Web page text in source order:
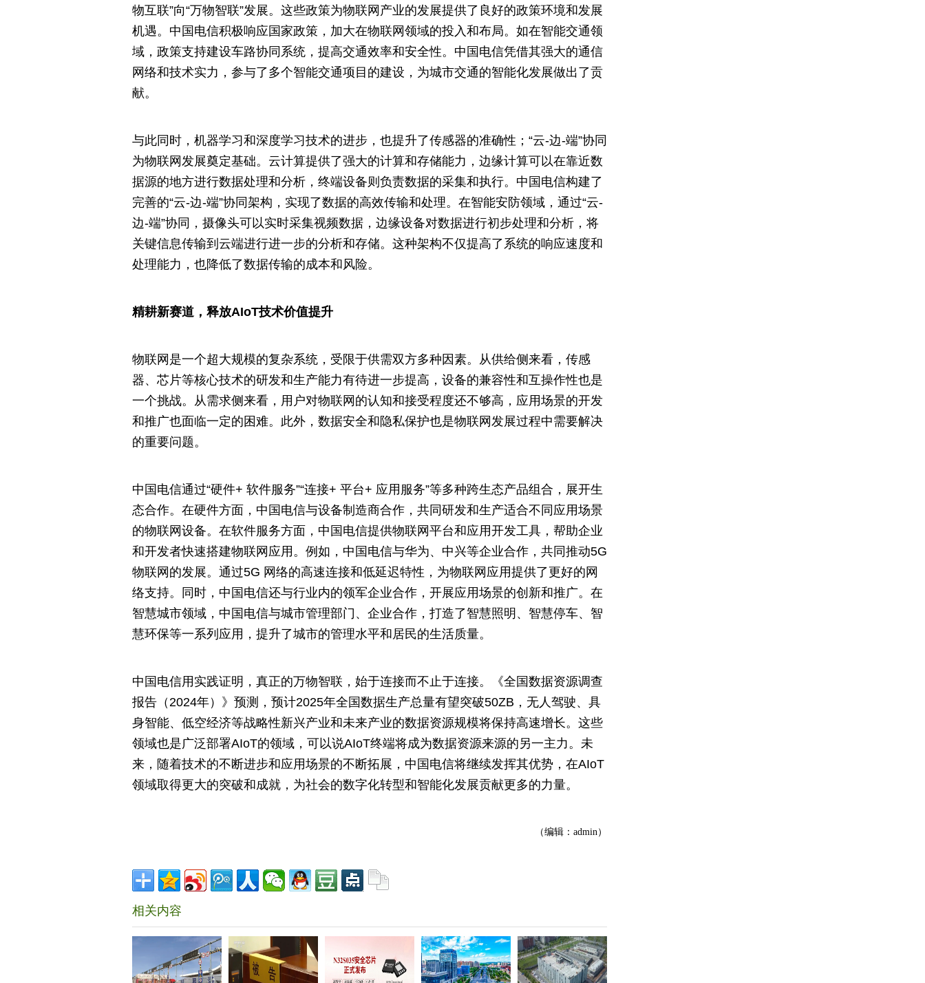
物互联”向“万物智联”发展。这些政策为物联网产业的发展提供了良好的政策环境和发展
机遇。中国电信积极响应国家政策，加大在物联网领域的投入和布局。如在智能交通领
域，政策支持建设车路协同系统，提高交通效率和安全性。中国电信凭借其强大的通信
网络和技术实力，参与了多个智能交通项目的建设，为城市交通的智能化发展做出了贡
献。
与此同时，机器学习和深度学习技术的进步，也提升了传感器的准确性；“云-边-端”协同
为物联网发展奠定基础。云计算提供了强大的计算和存储能力，边缘计算可以在靠近数
据源的地方进行数据处理和分析，终端设备则负责数据的采集和执行。中国电信构建了
完善的“云-边-端”协同架构，实现了数据的高效传输和处理。在智能安防领域，通过“云-
边-端”协同，摄像头可以实时采集视频数据，边缘设备对数据进行初步处理和分析，将
关键信息传输到云端进行进一步的分析和存储。这种架构不仅提高了系统的响应速度和
处理能力，也降低了数据传输的成本和风险。
精耕新赛道，释放AIoT技术价值提升
物联网是一个超大规模的复杂系统，受限于供需双方多种因素。从供给侧来看，传感
器、芯片等核心技术的研发和生产能力有待进一步提高，设备的兼容性和互操作性也是
一个挑战。从需求侧来看，用户对物联网的认知和接受程度还不够高，应用场景的开发
和推广也面临一定的困难。此外，数据安全和隐私保护也是物联网发展过程中需要解决
的重要问题。
中国电信通过“硬件+ 软件服务”“连接+ 平台+ 应用服务”等多种跨生态产品组合，展开生
态合作。在硬件方面，中国电信与设备制造商合作，共同研发和生产适合不同应用场景
的物联网设备。在软件服务方面，中国电信提供物联网平台和应用开发工具，帮助企业
和开发者快速搭建物联网应用。例如，中国电信与华为、中兴等企业合作，共同推动5G
物联网的发展。通过5G 网络的高速连接和低延迟特性，为物联网应用提供了更好的网
络支持。同时，中国电信还与行业内的领军企业合作，开展应用场景的创新和推广。在
智慧城市领域，中国电信与城市管理部门、企业合作，打造了智慧照明、智慧停车、智
慧环保等一系列应用，提升了城市的管理水平和居民的生活质量。
中国电信用实践证明，真正的万物智联，始于连接而不止于连接。《全国数据资源调查
报告（2024年）》预测，预计2025年全国数据生产总量有望突破50ZB，无人驾驶、具
身智能、低空经济等战略性新兴产业和未来产业的数据资源规模将保持高速增长。这些
领域也是广泛部署AIoT的领域，可以说AIoT终端将成为数据资源来源的另一主力。未
来，随着技术的不断进步和应用场景的不断拓展，中国电信将继续发挥其优势，在AIoT
领域取得更大的突破和成就，为社会的数字化转型和智能化发展贡献更多的力量。
（编辑：admin）
相关内容